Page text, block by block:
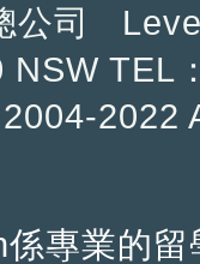
公司
NSW TEL
2022
專業的